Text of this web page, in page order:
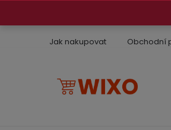
Jak nakupovat Obchodní